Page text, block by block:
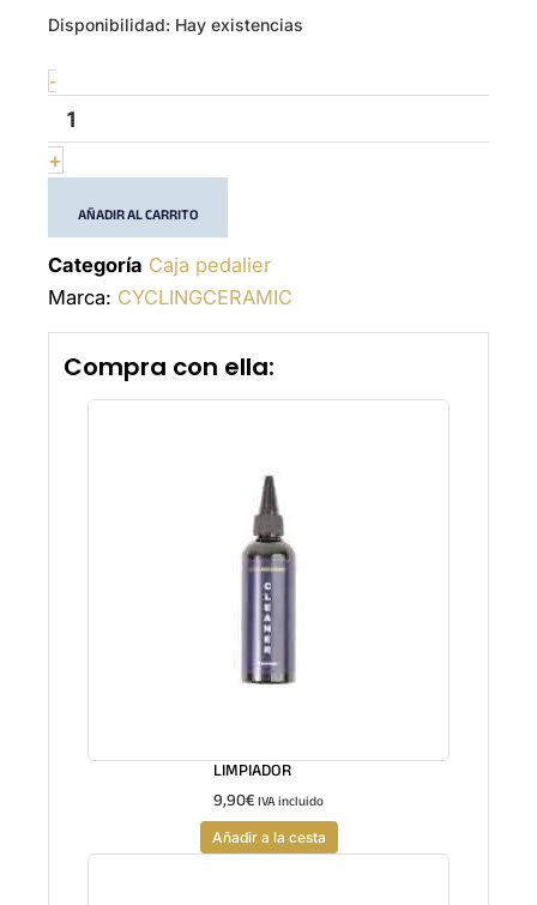
Disponibilidad: Hay existencias
-
T45
PF30
-
(30mm)
-
Bottom
cantidad
+
AÑADIR AL CARRITO
Categoría Caja pedalier
Marca: CYCLINGCERAMIC
Compra con ella:
LIMPIADOR
9,90€IVA incluido
Añadir a la cesta